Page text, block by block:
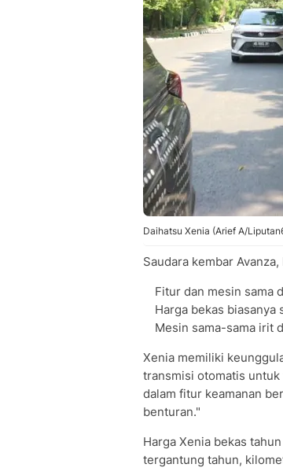
Daihatsu Xenia (Arief A/
Saudara kembar
Fitur dan mesin sama
Harga bekas
Mesin sama-sama irit
Xenia memiliki
transmisi otomatis untuk
dalam fitur keamanan
benturan."
Harga Xenia bekas
tergantung tahun,